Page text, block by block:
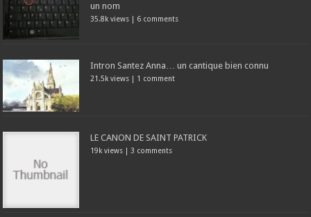
un nom
35.8k views 6 comments
Intron Santez Anna… un cantique bien connu
21.5k views 1 comment
LE CANON DE SAINT PATRICK
19k views 3 comments